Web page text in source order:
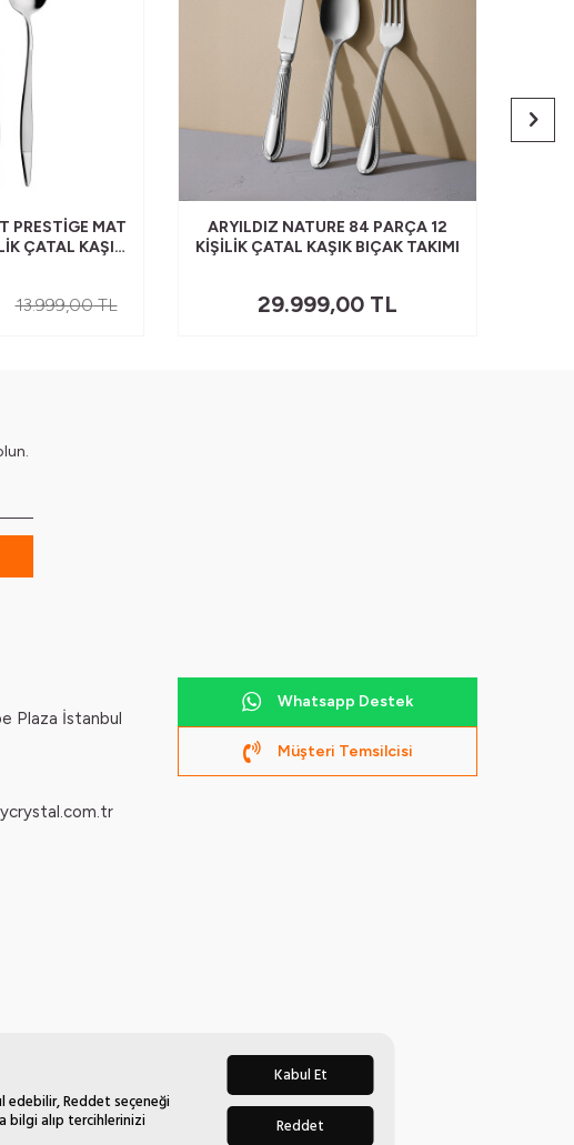
edebilir, Reddet seçeneği
bilgi alıp tercihlerinizi
Kabul Et
Reddet
PRESTIGE MAT
ÇATAL KAŞIK
13.999,00TL
ARYILDIZ NATURE 84 PARÇA 12
KIŞILIK ÇATAL KAŞIK BIÇAK TAKIMI
29.999,00 TL
Plaza İstanbul
Whatsapp Destek
Müşteri Temsilcisi